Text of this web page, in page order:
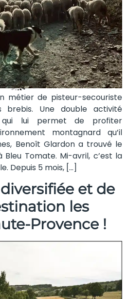
métier de pisteur-secouriste
Une double activité
qui lui permet de profiter
montagnard qu’il
Benoît Glardon a trouvé le
Tomate. Mi-avril, c’est la
Depuis 5 mois, […]
et de
les
Provence !